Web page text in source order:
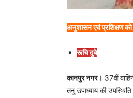
अनुशासन एवं प्रशिक्षण
रूचि दुबे
कानपुर नगर। 37वीं
तनु उपाध्याय की